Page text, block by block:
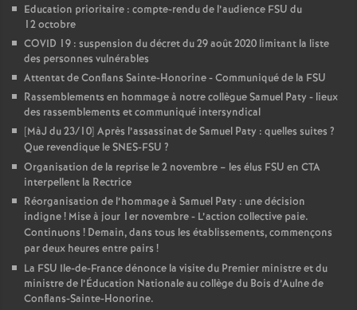
Education prioritaire : compte-rendu de l’audience FSU du
12 octobre
COVID 19 : suspension du décret du 29 août 2020 limitant la liste
des personnes vulnérables
Attentat de Conflans Sainte-Honorine - Communiqué de la FSU
Rassemblements en hommage à notre collègue Samuel Paty - lieux
des rassemblements et communiqué intersyndical
[MàJ du 23/10] Après l’assassinat de Samuel Paty : quelles suites ?
Que revendique le SNES-FSU ?
Organisation de la reprise le 2 novembre – les élus FSU en CTA
interpellent la Rectrice
Réorganisation de l’hommage à Samuel Paty : une décision
indigne! Mise à jour 1er novembre - L’action collective paie.
Continuons ! Demain, dans tous les établissements, commençons
par deux heures entre pairs !
La FSU Ile-de-France dénonce la visite du Premier ministre et du
ministre de l’Éducation Nationale au collège du Bois d’Aulne de
Conflans-Sainte-Honorine.